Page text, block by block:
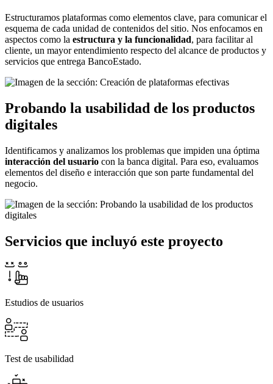
Estructuramos plataformas como elementos clave, para comunicar el
esquema de cada unidad de contenidos del sitio. Nos enfocamos en
aspectos como la estructura y la funcionalidad, para facilitar al
cliente, un mayor entendimiento respecto del alcance de productos y
servicios que entrega BancoEstado.
Probando la usabilidad de los productos
digitales
Identificamos y analizamos los problemas que impiden una óptima
interacción del usuario con la banca digital. Para eso, evaluamos
elementos del diseño e interacción que son parte fundamental del
negocio.
Servicios que incluyó este proyecto
Estudios de usuarios
Test de usabilidad